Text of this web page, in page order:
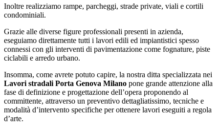
Inoltre realizziamo rampe, parcheggi, strade private, viali e cortili
condominiali.
Grazie alle diverse figure professionali presenti in azienda,
eseguiamo direttamente tutti i lavori edili ed impiantistici spesso
connessi con gli interventi di pavimentazione come fognature, piste
ciclabili e arredo urbano.
Insomma, come avrete potuto capire, la nostra ditta specializzata nei
Lavori stradali Porta Genova Milano pone grande attenzione alla
fase di definizione e progettazione dell’opera proponendo al
committente, attraverso un preventivo dettagliatissimo, tecniche e
modalità d’intervento specifiche per ottenere lavori eseguiti a regola
d’arte.